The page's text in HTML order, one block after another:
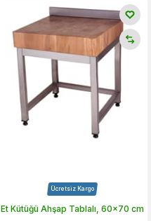
Ücretsiz Kargo
Et Kütüğü Ahşap Tablalı, 60x70 cm